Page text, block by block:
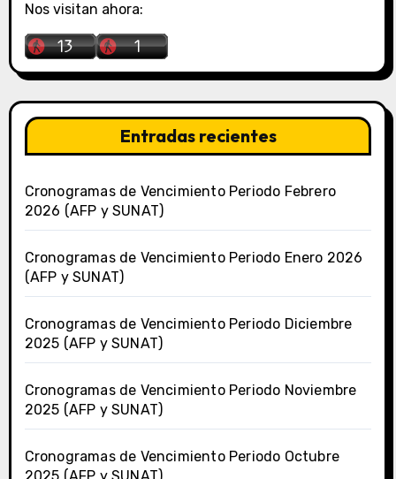
Nos visitan ahora:
Entradas recientes
Cronogramas de Vencimiento Periodo Febrero
2026 (AFP y SUNAT)
Cronogramas de Vencimiento Periodo Enero 2026
(AFP y SUNAT)
Cronogramas de Vencimiento Periodo Diciembre
2025 (AFP y SUNAT)
Cronogramas de Vencimiento Periodo Noviembre
2025 (AFP y SUNAT)
Cronogramas de Vencimiento Periodo Octubre